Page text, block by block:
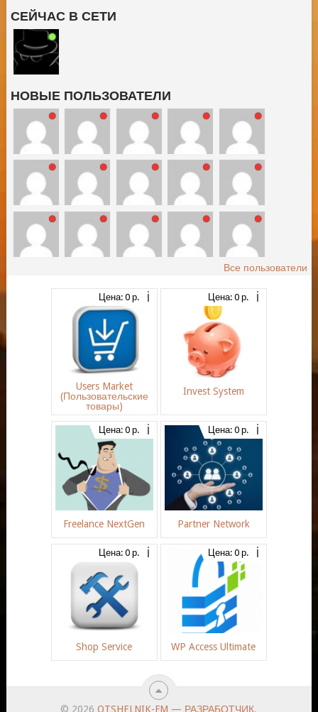
СЕЙЧАС В СЕТИ
НОВЫЕ ПОЛЬЗОВАТЕЛИ
Все пользователи
Цена: 0 р.
Users Market
(Пользовательские
товары)
Цена: 0 р.
Invest System
Цена: 0 р.
Freelance NextGen
Цена: 0 р.
Partner Network
Цена: 0 р.
Shop Service
Цена: 0 р.
WP Access Ultimate
© 2026OTSHELNIK-FM — РАЗРАБОТЧИК.